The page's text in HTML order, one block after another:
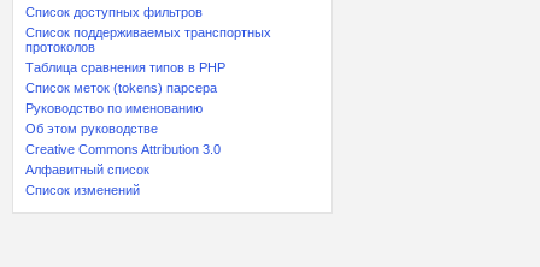
Список доступных фильтров
Список поддерживаемых транспортных
протоколов
Таблица сравнения типов в PHP
Список меток (tokens) парсера
Руководство по именованию
Об этом руководстве
Creative Commons Attribution 3.0
Алфавитный список
Список изменений